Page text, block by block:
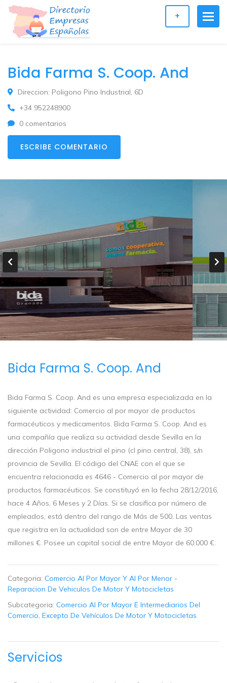
+
Bida Farma S. Coop. And
Direccion: Poligono Pino Industrial, 6D
+34 952248900
0 comentarios
ESCRIBE COMENTARIO
Bida Farma S. Coop. And
Bida Farma S. Coop. And es una empresa especializada en la
siguiente actividad: Comercio al por mayor de productos
farmacéuticos y medicamentos. Bida Farma S. Coop. And es
una compañía que realiza su actividad desde Sevilla en la
dirección Poligono industrial el pino (cl pino central, 38), s/n
provincia de Sevilla. El código del CNAE con el que se
encuentra relacionada es 4646 - Comercio al por mayor de
productos farmacéuticos. Se constituyó en la fecha 28/12/2016,
hace 4 Años, 6 Meses y 2 Días. Si se clasifica por número de
empleados, está dentro del rango de Más de 500. Las ventas
que registra en la actualidad son de entre Mayor de 30
millones €. Posee un capital social de entre Mayor de 60.000 €.
Categoria: Comercio Al Por Mayor Y Al Por Menor -
Reparacion De Vehiculos De Motor Y Motocicletas
Subcategoria: Comercio Al Por Mayor E Intermediarios Del
Comercio, Excepto De Vehículos De Motor Y Motocicletas
Servicios